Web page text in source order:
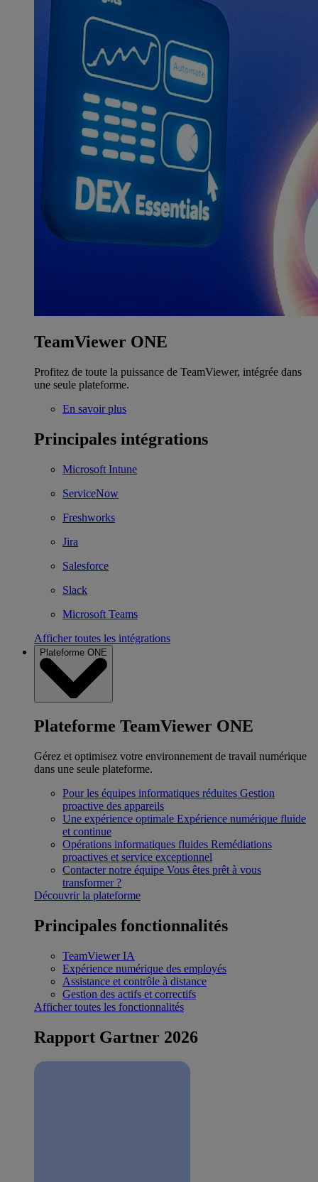
TeamViewer ONE
Profitez de toute la puissance de TeamViewer, intégrée dans
une seule plateforme.
En savoir plus
Principales intégrations
Microsoft Intune
ServiceNow
Freshworks
Jira
Salesforce
Slack
Microsoft Teams
Afficher toutes les intégrations
Plateforme ONE
Plateforme TeamViewer ONE
Gérez et optimisez votre environnement de travail numérique
dans une seule plateforme.
Pour les équipes informatiques réduites Gestion
proactive des appareils
Une expérience optimale Expérience numérique fluide
et continue
Opérations informatiques fluides Remédiations
proactives et service exceptionnel
Contacter notre équipe Vous êtes prêt à vous
transformer ?
Découvrir la plateforme
Principales fonctionnalités
TeamViewer IA
Expérience numérique des employés
Assistance et contrôle à distance
Gestion des actifs et correctifs
Afficher toutes les fonctionnalités
Rapport Gartner 2026